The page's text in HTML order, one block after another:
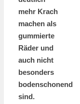
mehr Krach
machen als
gummierte
Räder und
auch nicht
besonders
bodenschonend
sind.